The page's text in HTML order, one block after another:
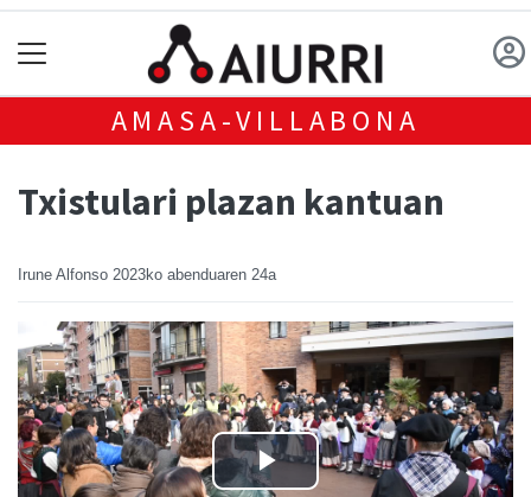
AMASA-VILLABONA
Txistulari plazan kantuan
Irune Alfonso 2023ko abenduaren 24a